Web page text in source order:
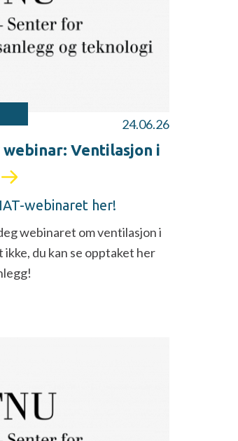
24.06.26
webinar: Ventilasjon i
webinaret her!
webinaret om ventilasjon i
du kan se opptaket her